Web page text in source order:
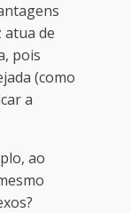
atua de
pois
(como
a
ao